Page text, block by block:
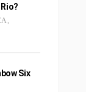
,
Six